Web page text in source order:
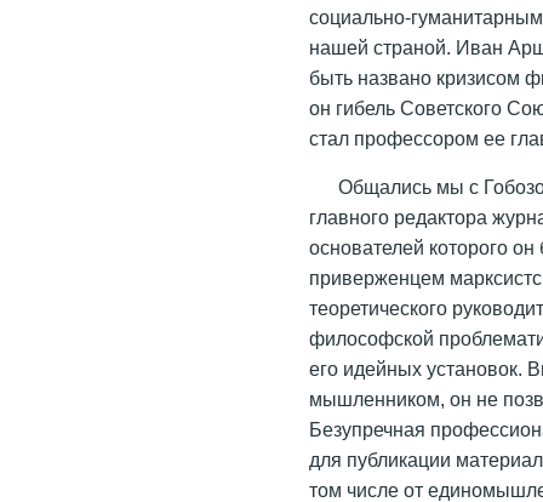
социально-
нашей страной. Иван
быть названо кризисом
он гибель Советского
стал профессором ее
Общались мы с
главного редактора
основателей которого
приверженцем
теоретического
философской
его идейных установок.
мышленником, он не
Безупречная
для публикации
том числе от